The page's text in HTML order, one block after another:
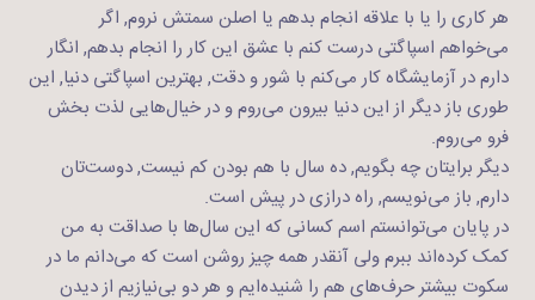
هر کاری را یا با علاقه انجام بدهم یا اصلن سمتش نروم, اگر
می‌خواهم اسپاگتی درست کنم با عشق این کار را انجام بدهم, انگار
دارم در آزمایشگاه کار می‌کنم با شور و دقت, بهترین اسپاگتی دنیا, این
طوری باز دیگر از این دنیا بیرون می‌روم و در خیال‌هایی لذت بخش
فرو می‌روم.
دیگر برایتان چه بگویم, ده سال با هم بودن کم نیست, دوست‌تان
دارم, باز می‌نویسم, راه درازی در پیش است.
در پایان می‌توانستم اسم کسانی که این سال‌ها با صداقت به من
کمک کرده‌اند ببرم ولی آنقدر همه چیز روشن است که می‌دانم ما در
سکوت بیشتر حرف‌های هم را شنیده‌ایم و هر دو بی‌نیازیم از دیدن